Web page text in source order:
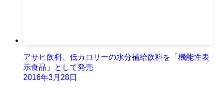
アサヒ飲料、低カロリーの水分補給飲料を「機能性表
示食品」として発売
2016年3月28日